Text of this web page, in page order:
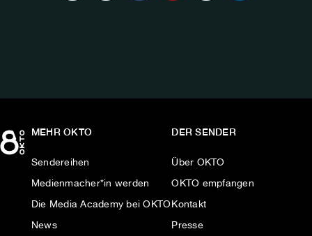
MEHR OKTO
Sendereihen
Medienmacher*in werden
Die Media Academy bei OKTO
News
DER SENDER
Über OKTO
OKTO empfangen
Kontakt
Presse